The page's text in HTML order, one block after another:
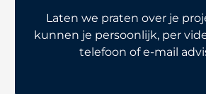
Laten we praten over je
kunnen je persoonlijk, per
telefoon of e-mail